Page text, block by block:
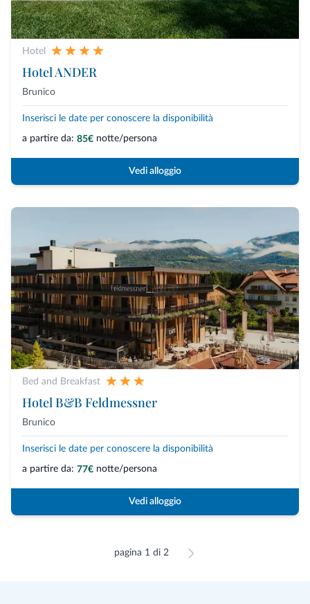
Hotel
Hotel ANDER
Brunico
Inserisci le date per conoscere la disponibilità
a partire da: 85€ notte/persona
Vedi alloggio
Bed and Breakfast
Hotel B&B Feldmessner
Brunico
Inserisci le date per conoscere la disponibilità
a partire da: 77€ notte/persona
Vedi alloggio
pagina 1 di 2